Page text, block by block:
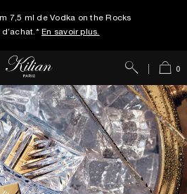
7,5 ml de Vodka on the Rocks
En savoir plus.
0
Rechercher